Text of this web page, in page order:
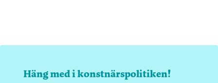
Häng med i konstnärspolitiken!